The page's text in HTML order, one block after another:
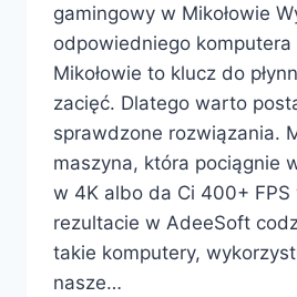
gamingowy w Mikołowie
odpowiedniego
Mikołowie to klucz do
zacięć. Dlatego warto
sprawdzone rozwiązania.
maszyna, która pociągnie
w 4K albo da Ci 400+ FPS
rezultacie w AdeeSoft
takie komputery,
nasze…